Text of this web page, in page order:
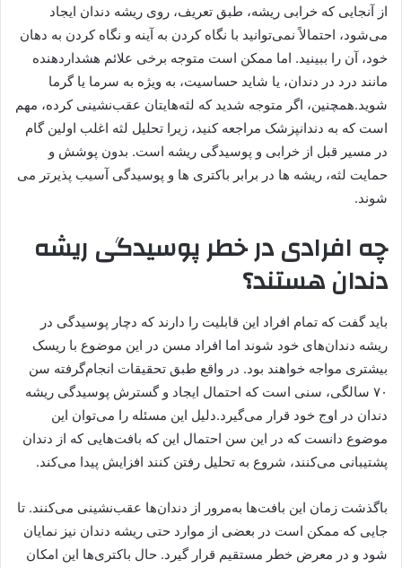
از آنجایی که خرابی ریشه، طبق تعریف، روی ریشه دندان ایجاد
می‌شود، احتمالاً نمی‌توانید با نگاه کردن به آینه و نگاه کردن به دهان
خود، آن را ببینید. اما ممکن است متوجه برخی علائم هشداردهنده
مانند درد در دندان، یا شاید حساسیت، به ویژه به سرما یا گرما
شوید.همچنین، اگر متوجه شدید که لثه‌هایتان عقب‌نشینی کرده، مهم
است که به دندانپزشک مراجعه کنید، زیرا تحلیل لثه اغلب اولین گام
در مسیر قبل از خرابی و پوسیدگی ریشه است. بدون پوشش و
حمایت لثه، ریشه ها در برابر باکتری ها و پوسیدگی آسیب پذیرتر می
شوند.
چه افرادی در خطر پوسیدگی ریشه
دندان هستند؟
باید گفت که تمام افراد این قابلیت را دارند که دچار پوسیدگی در
ریشه دندان‌های خود شوند اما افراد مسن در این موضوع با ریسک
بیشتری مواجه خواهند بود. در واقع طبق تحقیقات انجام‌گرفته سن
۷۰ سالگی، سنی است که احتمال ایجاد و گسترش پوسیدگی ریشه
دندان در اوج خود قرار می‌گیرد.دلیل این مسئله را می‌توان این
موضوع دانست که در این سن احتمال این که بافت‌هایی که از دندان
پشتیبانی می‌کنند، شروع به تحلیل رفتن کنند افزایش پیدا می‌کند.
باگذشت زمان این بافت‌ها به‌مرور از دندان‌ها عقب‌نشینی می‌کنند. تا
جایی که ممکن است در بعضی از موارد حتی ریشه دندان نیز نمایان
شود و در معرض خطر مستقیم قرار گیرد. حال باکتری‌ها این امکان